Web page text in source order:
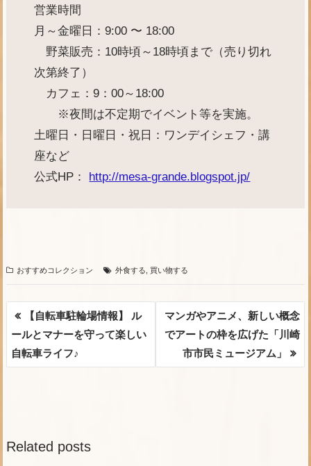
営業時間
月～金曜日：9:00 〜 18:00
野菜販売：10時頃～18時頃まで（売り切れ
次第終了）
カフェ：9：00～18:00
※夜間は不定期でイベント等を実施。
土曜日・日曜日・祝日：ワンデイシェフ・講
座など
公式HP： http://mesa-grande.blogspot.jp/
おすすめコレクション 外食する 買い物する
投
稿
ー
【自転車駐輪場情報】 ル
ールとマナーを守って楽しい
自転車ライフ♪
マンガやアニメ、新しい概念
でアートの枠を広げた「川崎
市市民ミュージアム」
Related posts